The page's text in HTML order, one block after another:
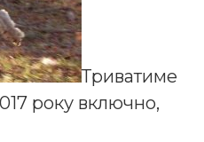
Триватиме
року включно,